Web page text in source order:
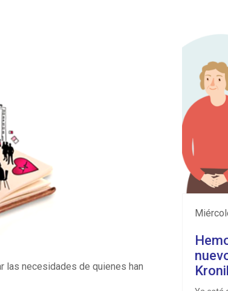
las necesidades de quienes han